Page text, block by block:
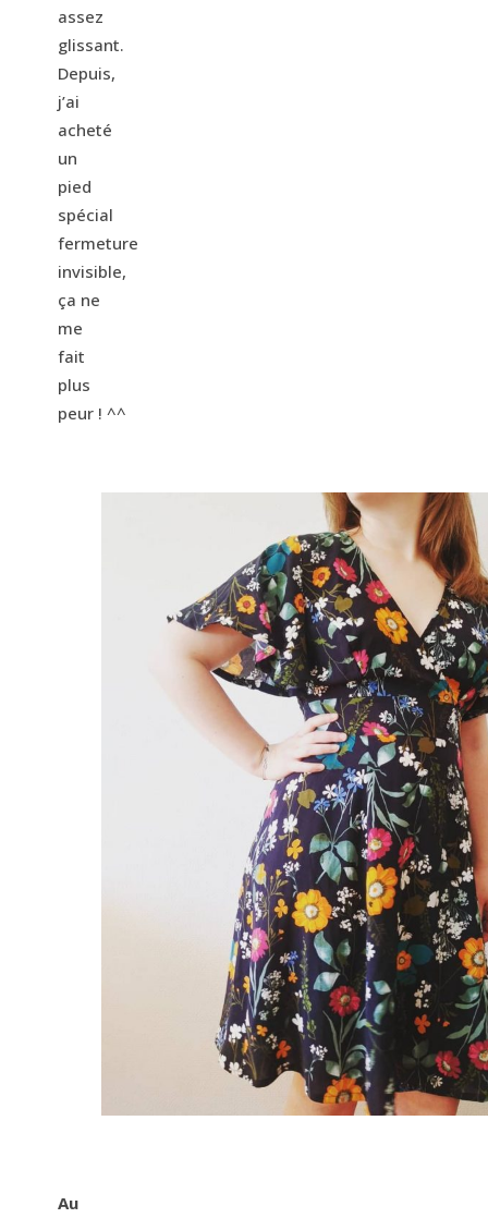
assez
glissant.
Depuis,
j’ai
acheté
un
pied
spécial
fermeture
invisible,
ça ne
me
fait
plus
peur ! ^^
Au